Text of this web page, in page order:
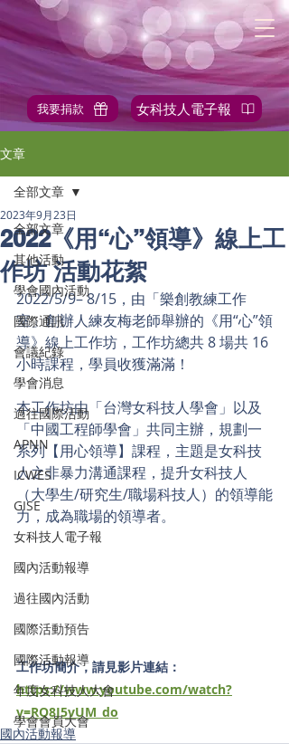
我要捐款 女科技人電子報
文章
全部文章
其他活動
學會國內活動
國際通訊
會議紀錄
學會消息
過往國際活動
APNN
ICWES
GISE
女科技人電子報
國內活動報導
過往國內活動
國際活動預告
國際活動報導
年度女科技人大會
學會會員大會
全部文章
2022《用“心”領導》線上工
作坊 活動花絮
2023年9月23日
2022/5/9– 8/15，由「樂創教練工作
室」創辦人練友梅老師舉辦的《用“心”領
導》線上工作坊，工作坊總共 8 場共 16
小時課程，學員收獲滿滿！
本工作坊由「台灣女科技人學會」以及
「中國工程師學會」共同主辦，規劃一
系列【用心領導】課程，主題是女科技
人之非暴力溝通課程，提升女科技人
（大學生/研究生/職場科技人）的領導能
力，成為職場的領導者。
工作坊簡介，請見影片連結：
https://www.youtube.com/watch?
v=RQ8J5vUM_do
國內活動報導